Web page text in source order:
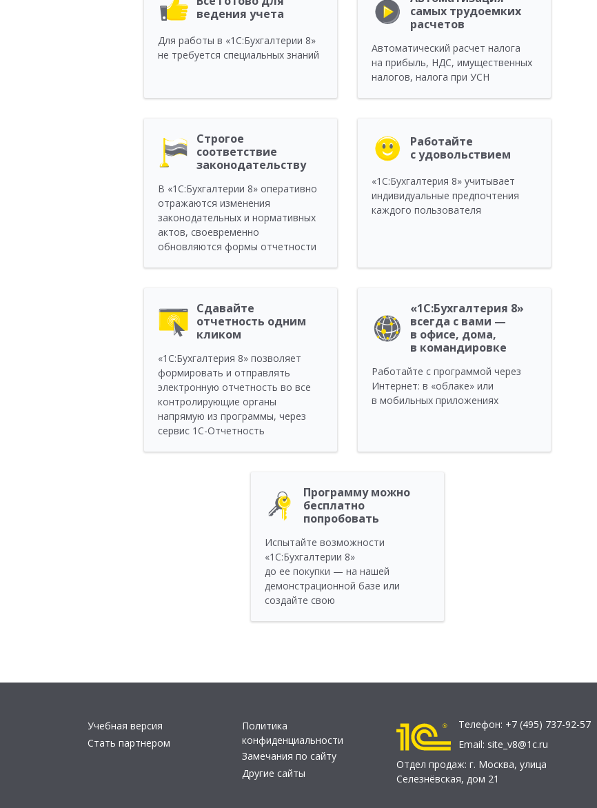
ведения учета
Для работы в «1C:Бухгалтерии 8»
не требуется специальных знаний
самых трудоемких
расчетов
Автоматический расчет налога
на прибыль, НДС, имущественных
налогов, налога при УСН
Строгое
соответствие
законодательству
В «1С:Бухгалтерии 8» оперативно
отражаются изменения
законодательных и нормативных
актов, своевременно
обновляются формы отчетности
Работайте
с удовольствием
«1C:Бухгалтерия 8» учитывает
индивидуальные предпочтения
каждого пользователя
Сдавайте
отчетность одним
кликом
«1C:Бухгалтерия 8» позволяет
формировать и отправлять
электронную отчетность во все
контролирующие органы
напрямую из программы, через
сервис 1С-Отчетность
«1C:Бухгалтерия 8»
всегда с вами —
в офисе, дома,
в командировке
Работайте с программой через
Интернет: в «облаке» или
в мобильных приложениях
Программу можно
бесплатно
попробовать
Испытайте возможности
«1C:Бухгалтерии 8»
до ее покупки — на нашей
демонстрационной базе или
создайте свою
Учебная версия
Стать партнером
Политика
конфиденциальности
Замечания по сайту
Другие сайты
Телефон: +7 (495) 737-92-57
Email: site_v8@1c.ru
Отдел продаж: г. Москва, улица
Селезнёвская, дом 21